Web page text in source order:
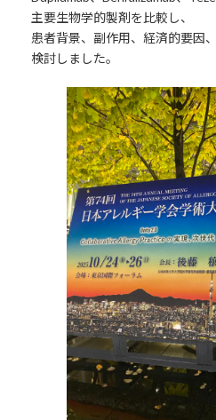
主要生物学的製剤を比較し、
患者背景、副作用、経済的要因
検討しました。